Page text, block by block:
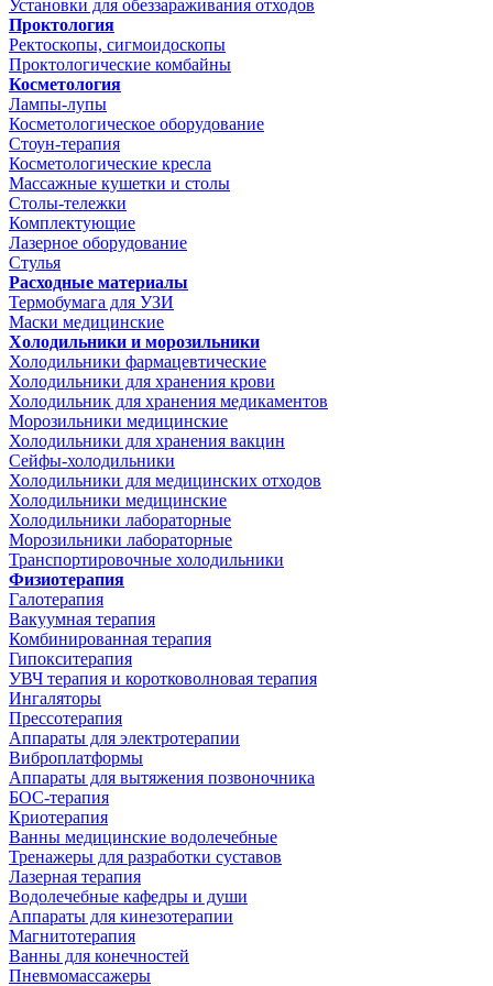
Установки для обеззараживания отходов
Проктология
Ректоскопы, сигмоидоскопы
Проктологические комбайны
Косметология
Лампы-лупы
Косметологическое оборудование
Стоун-терапия
Косметологические кресла
Массажные кушетки и столы
Столы-тележки
Комплектующие
Лазерное оборудование
Стулья
Расходные материалы
Термобумага для УЗИ
Маски медицинские
Холодильники и морозильники
Холодильники фармацевтические
Холодильники для хранения крови
Холодильник для хранения медикаментов
Морозильники медицинские
Холодильники для хранения вакцин
Сейфы-холодильники
Холодильники для медицинских отходов
Холодильники медицинские
Холодильники лабораторные
Морозильники лабораторные
Транспортировочные холодильники
Физиотерапия
Галотерапия
Вакуумная терапия
Комбинированная терапия
Гипокситерапия
УВЧ терапия и коротковолновая терапия
Ингаляторы
Прессотерапия
Аппараты для электротерапии
Виброплатформы
Аппараты для вытяжения позвоночника
БОС-терапия
Криотерапия
Ванны медицинские водолечебные
Тренажеры для разработки суставов
Лазерная терапия
Водолечебные кафедры и души
Аппараты для кинезотерапии
Магнитотерапия
Ванны для конечностей
Пневмомассажеры